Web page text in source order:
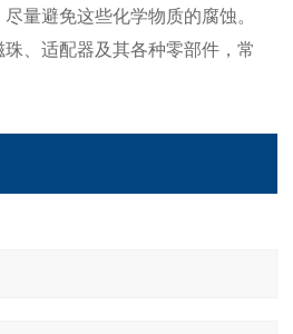
量避免这些化学物质的腐蚀。
、适配器及其各种零部件，常